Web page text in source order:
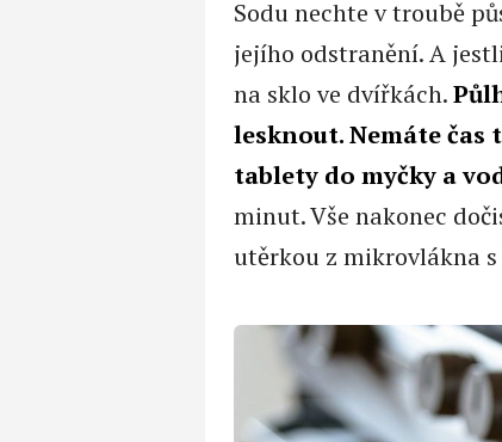
Sodu nechte v troubě
jejího odstranění. A
na sklo ve dvířkách.
lesknout. Nemáte čas
tablety do myčky a
minut. Vše nakonec
utěrkou z mikrovlákna